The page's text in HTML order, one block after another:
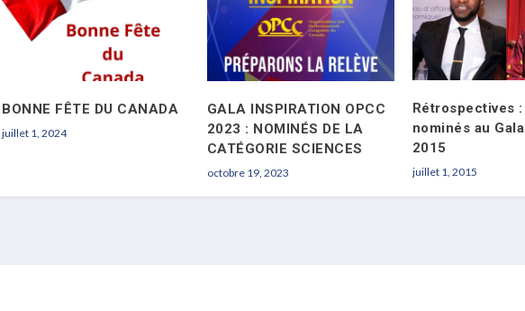
BONNE FÊTE DU CANADA
juillet 1, 2024
GALA INSPIRATION OPCC
2023 : NOMINÉS DE LA
CATÉGORIE SCIENCES
octobre 19, 2023
Rétrospectives
nominés au
2015
juillet 1, 2015